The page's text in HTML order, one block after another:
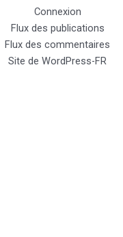
Connexion
Flux des publications
Flux des commentaires
Site de WordPress-FR